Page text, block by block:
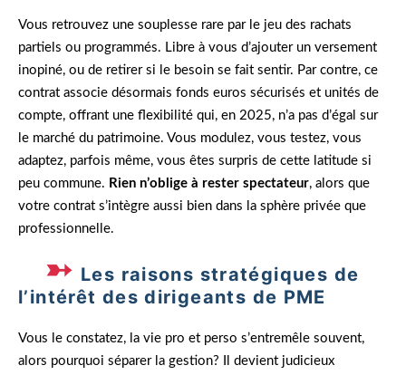
Vous retrouvez une souplesse rare par le jeu des rachats
partiels ou programmés. Libre à vous d’ajouter un versement
inopiné, ou de retirer si le besoin se fait sentir. Par contre, ce
contrat associe désormais fonds euros sécurisés et unités de
compte, offrant une flexibilité qui, en 2025, n’a pas d’égal sur
le marché du patrimoine. Vous modulez, vous testez, vous
adaptez, parfois même, vous êtes surpris de cette latitude si
peu commune. Rien n’oblige à rester spectateur, alors que
votre contrat s’intègre aussi bien dans la sphère privée que
professionnelle.
Les raisons stratégiques de
l’intérêt des dirigeants de PME
Vous le constatez, la vie pro et perso s’entremêle souvent,
alors pourquoi séparer la gestion? Il devient judicieux